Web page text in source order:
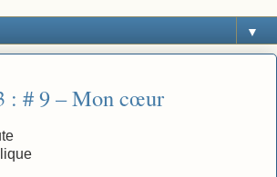
▼
: # 9 – Mon cœur